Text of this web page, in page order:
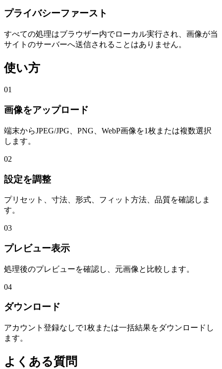
プライバシーファースト
すべての処理はブラウザー内でローカル実行され、画像が当
サイトのサーバーへ送信されることはありません。
使い方
01
画像をアップロード
端末からJPEG/JPG、PNG、WebP画像を1枚または複数選択
します。
02
設定を調整
プリセット、寸法、形式、フィット方法、品質を確認しま
す。
03
プレビュー表示
処理後のプレビューを確認し、元画像と比較します。
04
ダウンロード
アカウント登録なしで1枚または一括結果をダウンロードし
ます。
よくある質問